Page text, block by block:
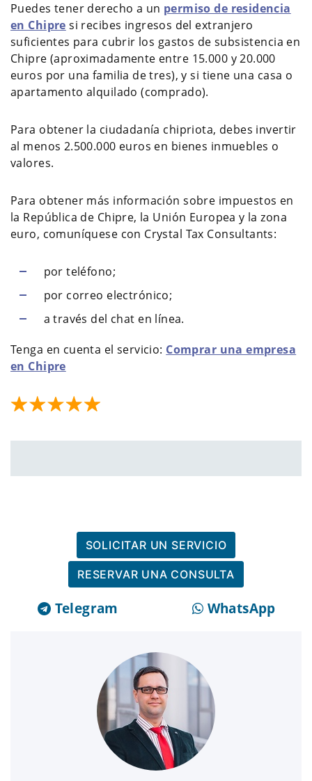
Puedes tener derecho a un permiso de residencia
en Chipre si recibes ingresos del extranjero
suficientes para cubrir los gastos de subsistencia en
Chipre (aproximadamente entre 15.000 y 20.000
euros por una familia de tres), y si tiene una casa o
apartamento alquilado (comprado).
Para obtener la ciudadanía chipriota, debes invertir
al menos 2.500.000 euros en bienes inmuebles o
valores.
Para obtener más información sobre impuestos en
la República de Chipre, la Unión Europea y la zona
euro, comuníquese con Crystal Tax Consultants:
por teléfono;
por correo electrónico;
a través del chat en línea.
Tenga en cuenta el servicio: Comprar una empresa
en Chipre
SOLICITAR UN SERVICIO
RESERVAR UNA CONSULTA
Telegram WhatsApp